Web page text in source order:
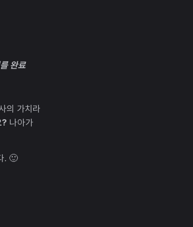
완료
의 가치라
? 나아가
. 🙂